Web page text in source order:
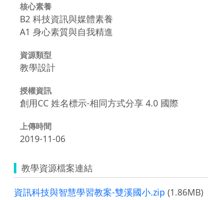
核心素養
B2 科技資訊與媒體素養
A1 身心素質與自我精進
資源類型
教學設計
授權資訊
創用CC 姓名標示-相同方式分享 4.0 國際
上傳時間
2019-11-06
教學資源檔案連結
資訊科技與智慧學習教案-雙溪國小.zip (1.86MB)